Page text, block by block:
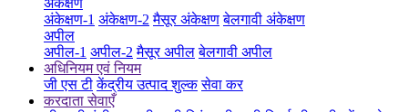
अंकेक्षण
अंकेक्षण-1 अंकेक्षण-2 मैसूर अंकेक्षण बेलगावी अंकेक्षण
अपील
अपील-1 अपील-2 मैसूर अपील बेलगावी अपील
अधिनियम एवं नियम
जी एस टी केंद्रीय उत्पाद शुल्क सेवा कर
करदाता सेवाएँ